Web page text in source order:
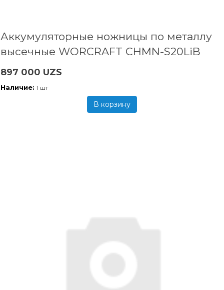
Аккумуляторные ножницы по металлу
высечные WORCRAFT CHMN-S20LiB
897 000 UZS
Наличие: 1 шт
В корзину